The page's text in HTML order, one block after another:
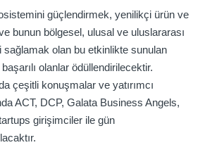
güçlendirmek, yenilikçi ürün ve
bunun bölgesel, ulusal ve uluslararası
sağlamak olan bu etkinlikte sunulan
olanlar ödüllendirilecektir.
çeşitli konuşmalar ve yatırımcı
ACT, DCP, Galata Business Angels,
girişimciler ile gün